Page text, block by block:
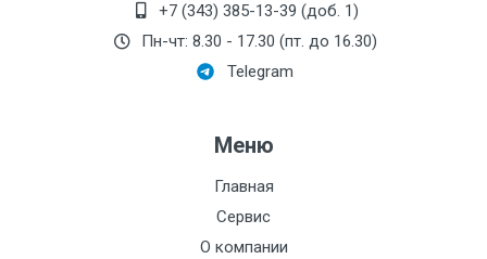
+7 (343) 385-13-39 (доб. 1)
Пн-чт: 8.30 - 17.30 (пт. до 16.30)
Telegram
Меню
Главная
Сервис
О компании